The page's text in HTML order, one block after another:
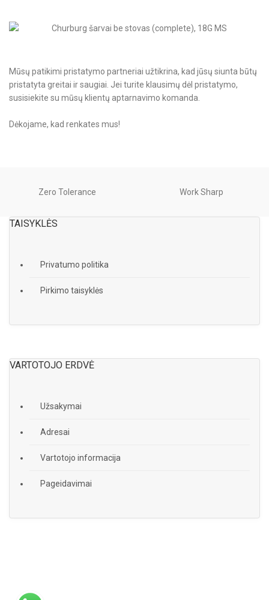
Mūsų patikimi pristatymo partneriai užtikrina, kad jūsų siunta būtų
pristatyta greitai ir saugiai. Jei turite klausimų dėl pristatymo,
susisiekite su mūsų klientų aptarnavimo komanda.
Dėkojame, kad renkates mus!
Zero Tolerance Work Sharp
TAISYKLĖS
Privatumo politika
Pirkimo taisyklės
VARTOTOJO ERDVĖ
Užsakymai
Adresai
Vartotojo informacija
Pageidavimai